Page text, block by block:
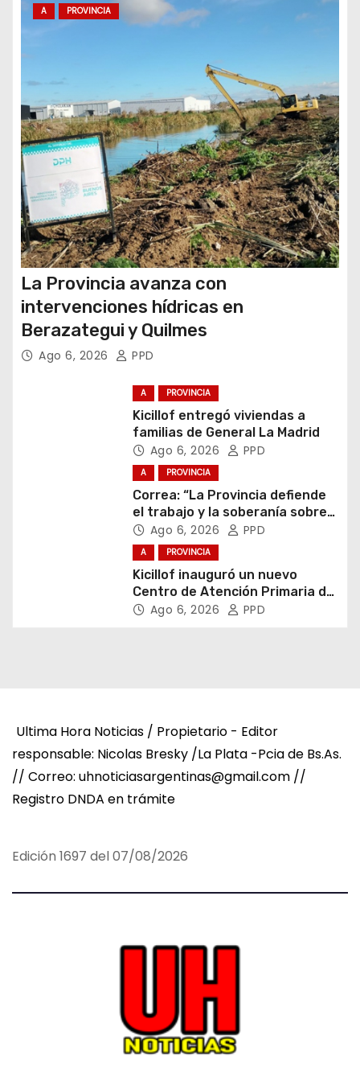
r
d
a
s
A PROVINCIA
La Provincia avanza con
intervenciones hídricas en
Berazategui y Quilmes
Ago 6, 2026 PPD
A PROVINCIA
Kicillof entregó viviendas a
familias de General La Madrid
Ago 6, 2026 PPD
A PROVINCIA
Correa: “La Provincia defiende
el trabajo y la soberanía sobre
puertos y ríos”
Ago 6, 2026 PPD
A PROVINCIA
Kicillof inauguró un nuevo
Centro de Atención Primaria de
la Salud
Ago 6, 2026 PPD
Ultima Hora Noticias / Propietario - Editor
responsable: Nicolas Bresky /La Plata -Pcia de Bs.As.
// Correo: uhnoticiasargentinas@gmail.com //
Registro DNDA en trámite
Edición 1697 del 07/08/2026